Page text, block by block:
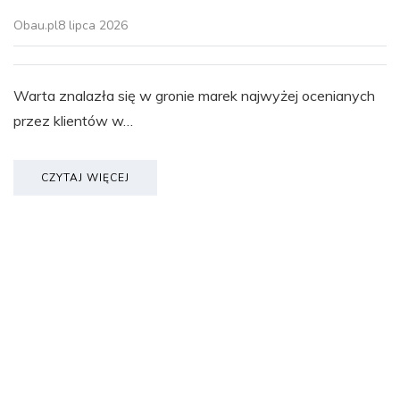
Obau.pl8 lipca 2026
Warta znalazła się w gronie marek najwyżej ocenianych
przez klientów w…
CZYTAJ WIĘCEJ